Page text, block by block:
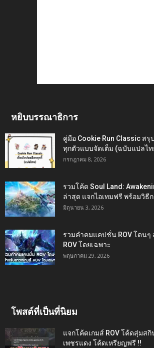
หยิบบรรณาธิการ
คู่มือ Cookie Run Classic ส
ทุกตัวแบบจัดเต็ม (ฉบับแปลไท
กรกฎาคม 8, 2026
รวมโค้ด Soul Land:
ล่าสุด แจกไอเทมฟรี พร้อมวิธี
มิถุนายน 3, 2026
รวมคำคมแคปชั่น ROV โดนๆ
ROV โดยเฉพาะ
พฤษภาคม 29, 2026
โพสต์ที่เป็นที่นิยม
แจกโค้ดเกมส์ ROV โค้ดสุ่มส
เพชรแดง โค้ดเหรียญฟรี !!